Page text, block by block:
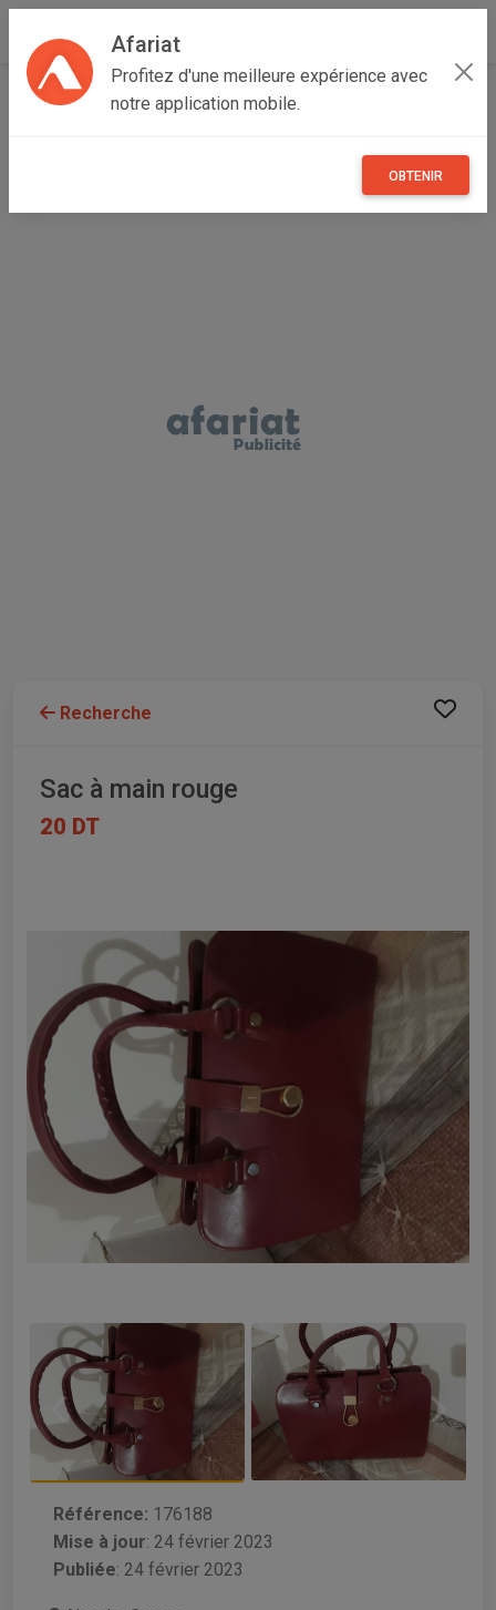
Afariat
Profitez d'une meilleure expérience avec
notre application mobile.
OBTENIR
Accueil
Vêtements et objets personnels
Recherche
Sac à main rouge
20 DT
Référence: 176188
Mise à jour: 24 février 2023
Publiée: 24 février 2023